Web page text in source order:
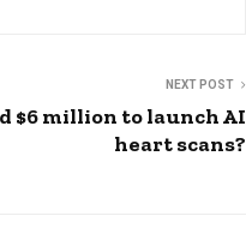
NEXT POST
$6 million to launch AI
heart scans?